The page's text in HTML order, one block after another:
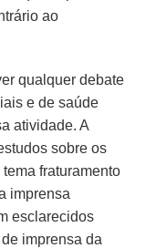
ao
qualquer debate
e de saúde
atividade. A
sobre os
fraturamento
imprensa
esclarecidos
imprensa da